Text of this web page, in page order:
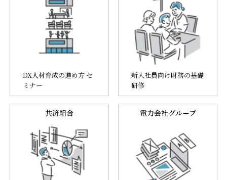
DX人材育成の進め方 セ
ミナー
新入社員向け財務の基礎
研修
共済組合 電力会社グループ